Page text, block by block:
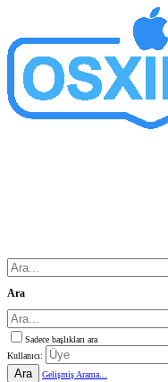
Ara
Sadece başlıkları ara
Kullanıcı:
Ara
Gelişmiş Arama...